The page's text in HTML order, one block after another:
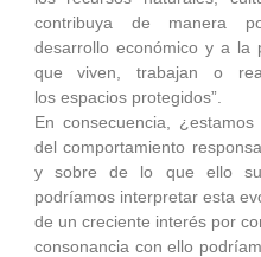
contribuya de manera
desarrollo económico y a la
que viven, trabajan o
los espacios protegidos”.
En consecuencia,
del comportamiento
y sobre de lo que ello
podríamos interpretar esta
de un creciente interés por
consonancia con ello